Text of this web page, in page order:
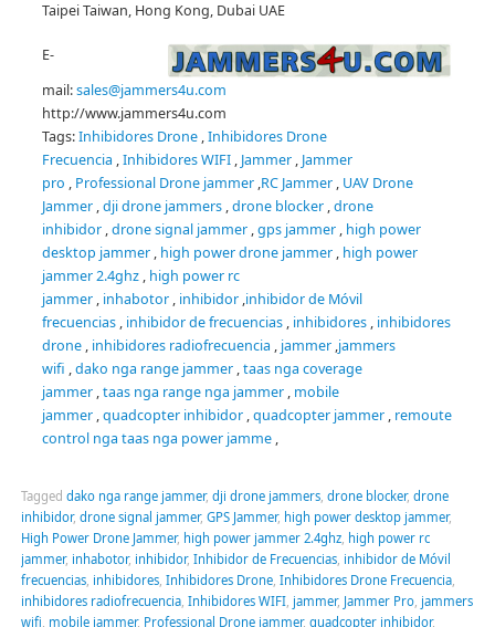
Taipei Taiwan, Hong Kong, Dubai UAE
E-
mail:sales@jammers4u.com
http://www.jammers4u.com
Tags:Inhibidores Drone,Inhibidores Drone
Frecuencia ,Inhibidores WIFI, Jammer, Jammer
pro , Professional Drone jammer,RC Jammer, UAV Drone
Jammer,dji drone jammers,drone blocker,drone
inhibidor,drone signal jammer,gps jammer, high power
desktop jammer, high power drone jammer, high power
jammer 2.4ghz, high power rc
jammer, inhabotor, inhibidor,inhibidor de Móvil
frecuencias, inhibidor de frecuencias, inhibidores, inhibidores
drone, inhibidores radiofrecuencia , jammer,jammers
wifi ,dako nga range jammer,taas nga coverage
jammer,taas nga range nga jammer, mobile
jammer,quadcopter inhibidor,quadcopter jammer, remoute
control nga taas nga power jamme,
Tagged dako nga range jammer, dji drone jammers, drone blocker, drone
inhibidor, drone signal jammer, GPS Jammer, high power desktop jammer,
High Power Drone Jammer, high power jammer 2.4ghz, high power rc
jammer, inhabotor, inhibidor, Inhibidor de Frecuencias, inhibidor de Móvil
frecuencias, inhibidores, Inhibidores Drone, Inhibidores Drone Frecuencia,
inhibidores radiofrecuencia, Inhibidores WIFI, jammer, Jammer Pro, jammers
wifi mobile jammer, Professional Drone jammer, quadcopter inhibidor,